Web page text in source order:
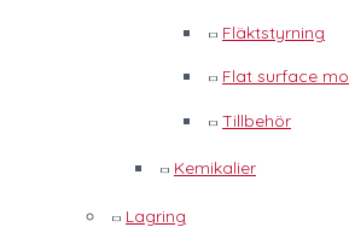
Fläktstyrning
Flat surface
Tillbehör
Kemikalier
Lagring